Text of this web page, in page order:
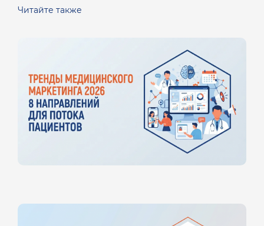
Читайте также